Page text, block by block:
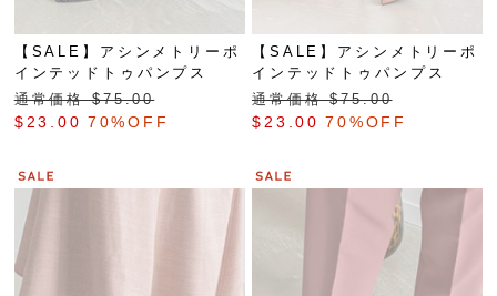
【SALE】アシンメトリーポ
インテッドトゥパンプス
通常価格 $‌75.00
$‌23.00 70%OFF
【SALE】アシンメトリーポ
インテッドトゥパンプス
通常価格 $‌75.00
$‌23.00 70%OFF